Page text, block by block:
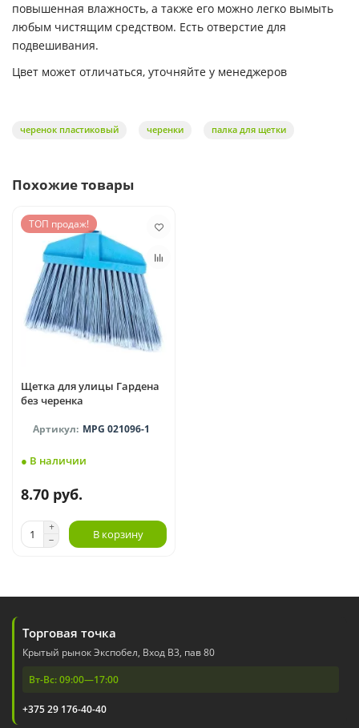
повышенная влажность, а также его можно легко вымыть
любым чистящим средством. Есть отверстие для
подвешивания.
Цвет может отличаться, уточняйте у менеджеров
черенок пластиковый черенки палка для щетки
Похожие товары
ТОП продаж!
Щетка для улицы Гардена
без черенка
MPG 021096-1
● В наличии
8.70 руб.
В корзину
Торговая точка
Крытый рынок Экспобел, Вход В3, пав 80
Вт-Вс: 09:00—17:00
+375 29 176-40-40